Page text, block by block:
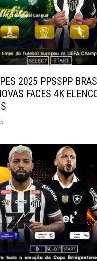
2025 PPSSPP
FACES 4K